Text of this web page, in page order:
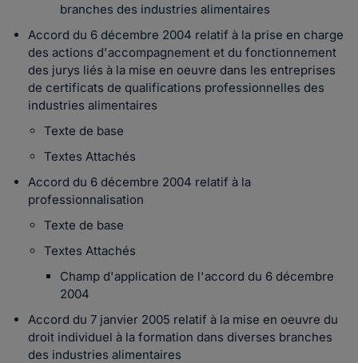
branches des industries alimentaires
Accord du 6 décembre 2004 relatif à la prise en charge
des actions d'accompagnement et du fonctionnement
des jurys liés à la mise en oeuvre dans les entreprises
de certificats de qualifications professionnelles des
industries alimentaires
Texte de base
Textes Attachés
Accord du 6 décembre 2004 relatif à la
professionnalisation
Texte de base
Textes Attachés
Champ d'application de l'accord du 6 décembre
2004
Accord du 7 janvier 2005 relatif à la mise en oeuvre du
droit individuel à la formation dans diverses branches
des industries alimentaires